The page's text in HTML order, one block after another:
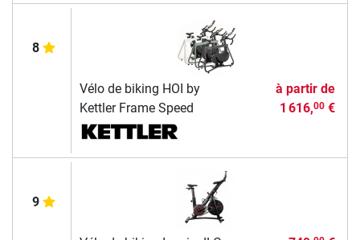
8
Vélo de biking HOI by
Kettler Frame Speed
à partir de
1 616,00€
9